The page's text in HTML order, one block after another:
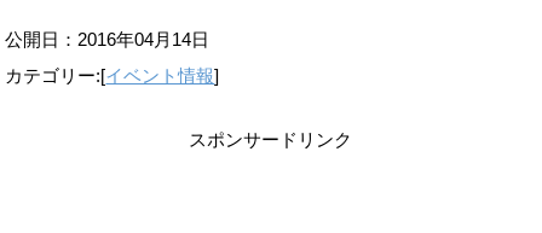
公開日： 2016年04月14日
カテゴリー:[イベント情報]
スポンサードリンク